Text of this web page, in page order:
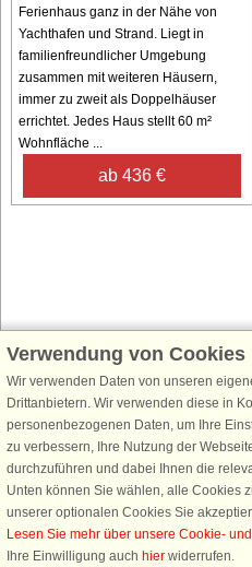
Ferienhaus ganz in der Nähe von
Yachthafen und Strand. Liegt in
familienfreundlicher Umgebung
zusammen mit weiteren Häusern,
immer zu zweit als Doppelhäuser
errichtet. Jedes Haus stellt 60 m²
Wohnfläche ...
ab 436 €
Schließen Sie sich 100.000
Erhalten Sie einen
Ferienhausurlaub - melden Sie sich
an. Verpassen Sie nie wieder
Urlaubstipps!
Verwendung von Cookies
Wir verwenden Daten von unseren
Drittanbietern. Wir verwenden diese in
personenbezogenen Daten, um Ihre
zu verbessern, Ihre Nutzung der
durchzuführen und dabei Ihnen die
Unten können Sie wählen, alle Cookies
unserer optionalen Cookies Sie
Lesen Sie mehr über unsere Cookie-
Ihre Einwilligung auch hier widerrufen.